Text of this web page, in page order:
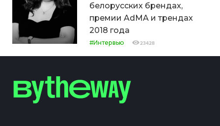
белорусских брендах,
премии AdMA и трендах
2018 года
#Интервью 23428